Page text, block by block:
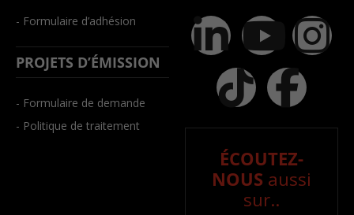
- Formulaire d’adhésion
PROJETS D’ÉMISSION
- Formulaire de demande
- Politique de traitement
ÉCOUTEZ-
NOUS aussi
sur..